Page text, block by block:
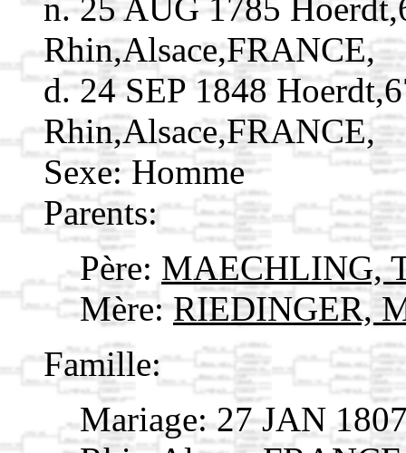
n. 25 AUG 1785
Rhin,Alsace,FRANCE,
d. 24 SEP 1848
Rhin,Alsace,FRANCE,
Sexe: Homme
Parents:
Père: MAECHLING,
Mère:RIEDINGER,
Famille:
Mariage: 27 JAN